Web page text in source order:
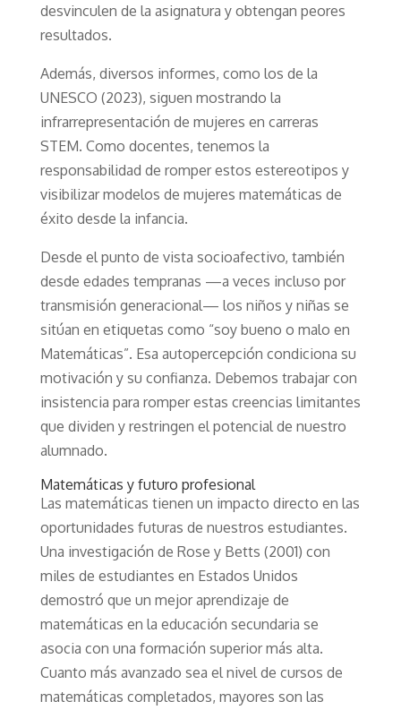
desvinculen de la asignatura y obtengan peores
resultados.
Además, diversos informes, como los de la
UNESCO (2023), siguen mostrando la
infrarrepresentación de mujeres en carreras
STEM. Como docentes, tenemos la
responsabilidad de romper estos estereotipos y
visibilizar modelos de mujeres matemáticas de
éxito desde la infancia.
Desde el punto de vista socioafectivo, también
desde edades tempranas —a veces incluso por
transmisión generacional— los niños y niñas se
sitúan en etiquetas como “soy bueno o malo en
Matemáticas”. Esa autopercepción condiciona su
motivación y su confianza. Debemos trabajar con
insistencia para romper estas creencias limitantes
que dividen y restringen el potencial de nuestro
alumnado.
Matemáticas y futuro profesional
Las matemáticas tienen un impacto directo en las
oportunidades futuras de nuestros estudiantes.
Una investigación de Rose y Betts (2001) con
miles de estudiantes en Estados Unidos
demostró que un mejor aprendizaje de
matemáticas en la educación secundaria se
asocia con una formación superior más alta.
Cuanto más avanzado sea el nivel de cursos de
matemáticas completados, mayores son las